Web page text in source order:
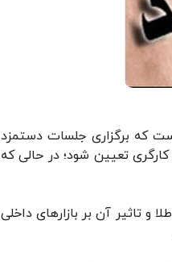
که برگزاری جلسات دستمزد
تعیین شود؛ در حالی که
و تاثیر آن بر بازارهای داخلی